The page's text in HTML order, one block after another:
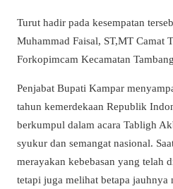
Turut hadir pada kesempatan
Muhammad Faisal, ST,MT Camat
Forkopimcam Kecamatan
Penjabat Bupati Kampar
tahun kemerdekaan Republik
berkumpul dalam acara Tabligh
syukur dan semangat nasional.
merayakan kebebasan yang telah
tetapi juga melihat betapa